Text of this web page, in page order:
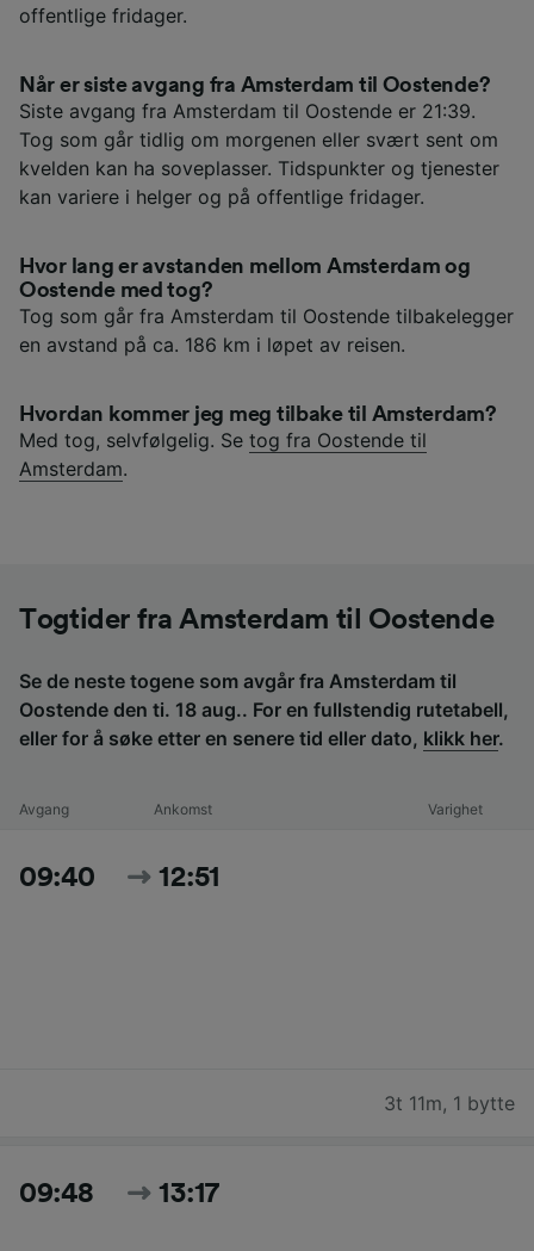
offentlige fridager.
Når er siste avgang fra Amsterdam til Oostende?
Siste avgang fra Amsterdam til Oostende er 21:39.
Tog som går tidlig om morgenen eller svært sent om
kvelden kan ha soveplasser. Tidspunkter og tjenester
kan variere i helger og på offentlige fridager.
Hvor lang er avstanden mellom Amsterdam og
Oostende med tog?
Tog som går fra Amsterdam til Oostende tilbakelegger
en avstand på ca. 186 km i løpet av reisen.
Hvordan kommer jeg meg tilbake til Amsterdam?
Med tog, selvfølgelig. Se tog fra Oostende til
Amsterdam.
Togtider fra Amsterdam til Oostende
Se de neste togene som avgår fra Amsterdam til
Oostende den ti. 18 aug.. For en fullstendig rutetabell,
eller for å søke etter en senere tid eller dato, klikk her.
Avgang Ankomst Varighet
09:40 12:51
3t 11m, 1 bytte
09:48 13:17